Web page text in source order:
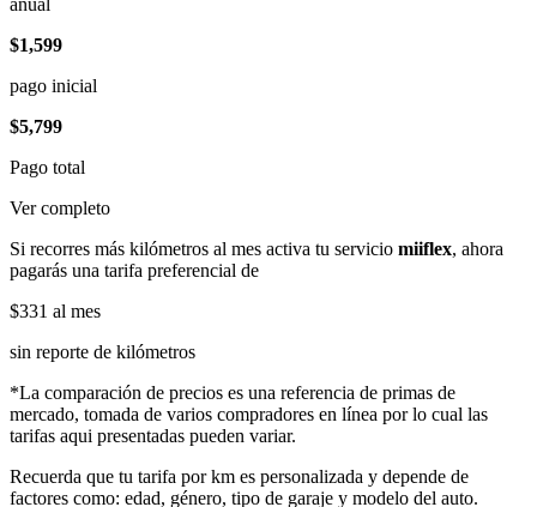
$1,599
pago inicial
$5,799
Pago total
Ver completo
Si recorres más kilómetros al mes activa tu servicio miiflex, ahora
pagarás una tarifa preferencial de
$331 al mes
sin reporte de kilómetros
*La comparación de precios es una referencia de primas de
mercado, tomada de varios compradores en línea por lo cual las
tarifas aqui presentadas pueden variar.
Recuerda que tu tarifa por km es personalizada y depende de
factores como: edad, género, tipo de garaje y modelo del auto.